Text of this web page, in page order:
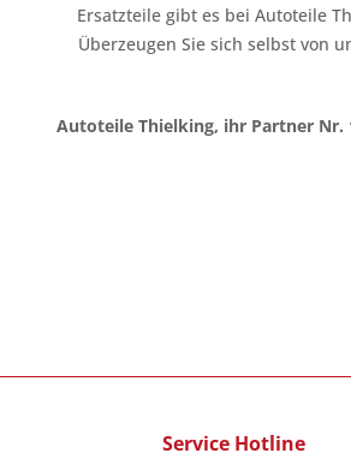
Service Hotline
Ersatzteile gibt es bei Autoteile
Überzeugen Sie sich selbst von
Autoteile Thielking, ihr Partner Nr.